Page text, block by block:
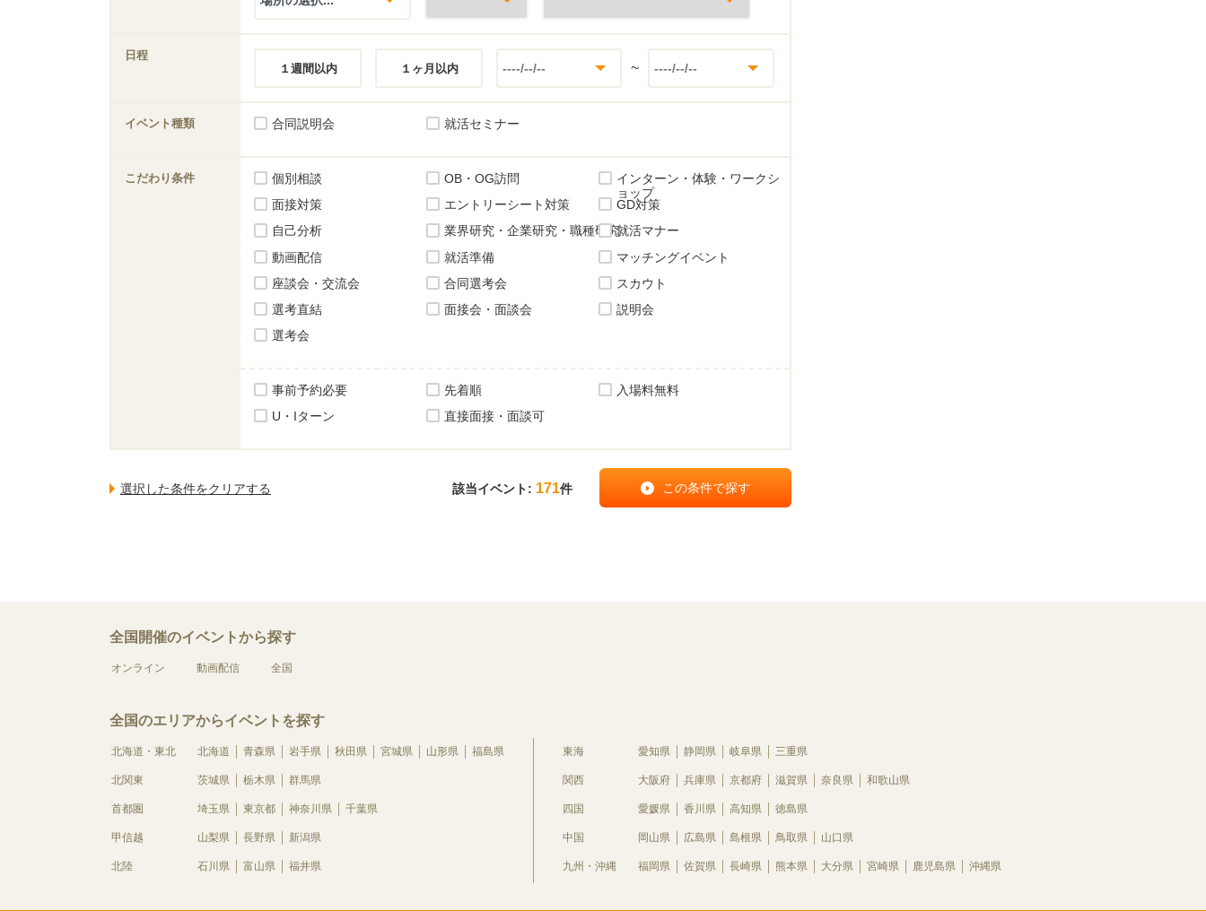
日程
１週間以内
１ヶ月以内 ~
イベント種類 合同説明会 就活セミナー
こだわり条件 個別相談 OB・OG訪問
インターン・体験・ワークシ
ョップ
面接対策
エントリーシート対策
GD対策
自己分析
業界研究・企業研究・職種研究就活マナー
動画配信
就活準備
マッチングイベント
座談会・交流会
合同選考会
スカウト
選考直結
面接会・面談会
説明会
選考会
事前予約必要 先着順
入場料無料
U・Iターン
直接面接・面談可
該当イベント: 171件
全国開催のイベントから探す
オンライン 動画配信 全国
全国のエリアからイベントを探す
北海道・東北 北海道 青森県 岩手県 秋田県 宮城県 山形県 福島県
北関東 茨城県 栃木県 群馬県
首都圏 埼玉県 東京都 神奈川県 千葉県
甲信越 山梨県 長野県 新潟県
北陸 石川県 富山県 福井県
東海 愛知県 静岡県 岐阜県 三重県
関西 大阪府 兵庫県 京都府 滋賀県 奈良県 和歌山県
四国 愛媛県 香川県 高知県 徳島県
中国 岡山県 広島県 島根県 鳥取県 山口県
九州・沖縄 福岡県 佐賀県 長崎県 熊本県 大分県 宮崎県 鹿児島県 沖縄県